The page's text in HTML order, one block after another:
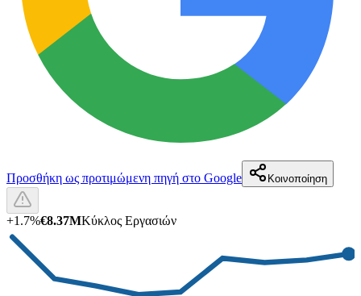
Προσθήκη ως προτιμώμενη πηγή στο Google Κοινοποίηση
+1.7%€8.37MΚύκλος Εργασιών